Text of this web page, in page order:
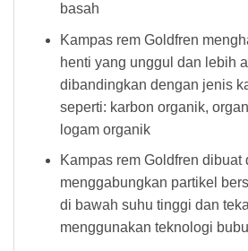
basah
Kampas rem Goldfren
henti yang unggul dan lebih
dibandingkan dengan jenis
seperti: karbon organik,
logam organik
Kampas rem Goldfren dibuat
menggabungkan partikel
di bawah suhu tinggi dan
menggunakan teknologi